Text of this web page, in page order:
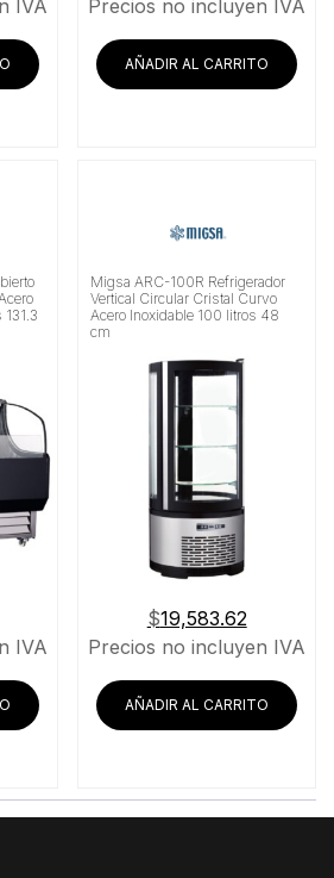
IVA Precios no incluyen IVA
AÑADIR AL CARRITO
IVA
Migsa ARC-100R Refrigerador
Vertical Circular Cristal Curvo
Acero Inoxidable 100 litros 48
cm
$19,583.62
Precios no incluyen IVA
AÑADIR AL CARRITO